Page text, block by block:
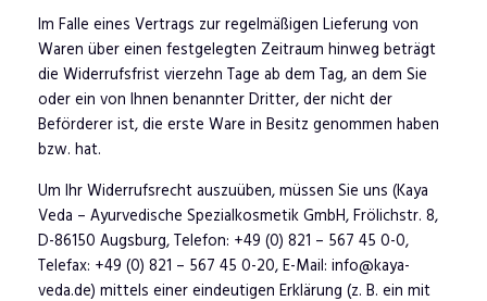
Im Falle eines Vertrags zur regelmäßigen Lieferung von
Waren über einen festgelegten Zeitraum hinweg beträgt
die Widerrufsfrist vierzehn Tage ab dem Tag, an dem Sie
oder ein von Ihnen benannter Dritter, der nicht der
Beförderer ist, die erste Ware in Besitz genommen haben
bzw. hat.
Um Ihr Widerrufsrecht auszuüben, müssen Sie uns (Kaya
Veda – Ayurvedische Spezialkosmetik GmbH, Frölichstr. 8,
D-86150 Augsburg, Telefon: +49 (0) 821 – 567 45 0-0,
Telefax: +49 (0) 821 – 567 45 0-20, E-Mail: info@kaya-
veda.de) mittels einer eindeutigen Erklärung (z. B. ein mit